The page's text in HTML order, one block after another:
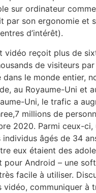
sur ordinateur
par son ergonomie et
d’intérêt).
vidéo reçoit plus de
de visiteurs par
dans le monde entier,
au Royaume-Uni et
Uni, le trafic a
millions de
2020. Parmi ceux-
âgés de 34
eux étaient des
pour Android – une
facile à utiliser.
vidéo, communiquer à